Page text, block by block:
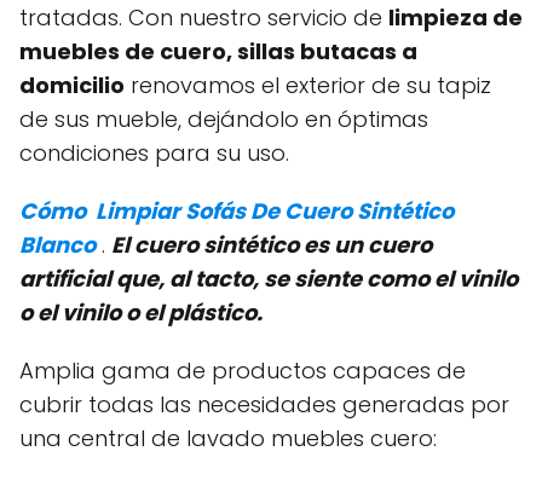
tratadas. Con nuestro servicio de limpieza de
muebles de cuero, sillas butacas a
domicilio renovamos el exterior de su tapiz
de sus mueble, dejándolo en óptimas
condiciones para su uso.
Cómo Limpiar Sofás De Cuero Sintético
Blanco. El cuero sintético es un cuero
artificial que, al tacto, se siente como el vinilo
o el vinilo o el plástico.
Amplia gama de productos capaces de
cubrir todas las necesidades generadas por
una central de lavado muebles cuero: